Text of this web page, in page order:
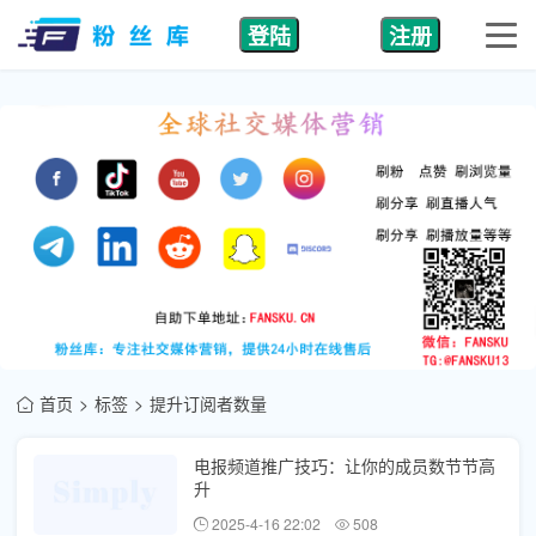
登陆 注册
首页 标签 提升订阅者数量
电报频道推广技巧：让你的成员数节节高
升
2025-4-16 22:02 508